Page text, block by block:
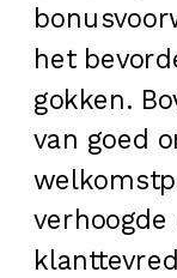
het
gokken.
van goed
verhoogde